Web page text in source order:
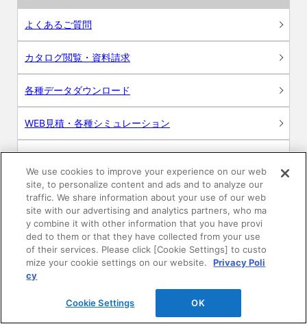
よくあるご質問
カタログ閲覧・資料請求
各種データダウンロード
WEB見積・各種シミュレーション
交換用部品の購入
修理・点検
お問い合わせ
ログイン
建築・設計関係者様向けサイト
We use cookies to improve your experience on our web
site, to personalize content and ads and to analyze our
traffic. We share information about your use of our web
site with our advertising and analytics partners, who ma
y combine it with other information that you have provi
ded to them or that they have collected from your use
of their services. Please click [Cookie Settings] to custo
mize your cookie settings on our website.
Privacy Poli
cy
Cookie Settings OK